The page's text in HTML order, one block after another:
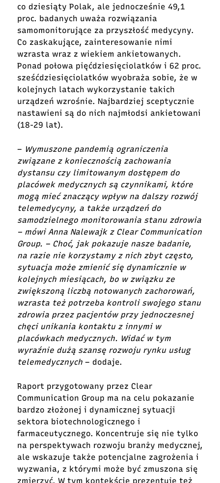
co dziesiąty Polak, ale jednocześnie 49,1
proc. badanych uważa rozwiązania
samomonitorujące za przyszłość medycyny.
Co zaskakujące, zainteresowanie nimi
wzrasta wraz z wiekiem ankietowanych.
Ponad połowa pięćdziesięciolatków i 62 proc.
sześćdziesięciolatków wyobraża sobie, że w
kolejnych latach wykorzystanie takich
urządzeń wzrośnie. Najbardziej sceptycznie
nastawieni są do nich najmłodsi ankietowani
(18-29 lat).
– Wymuszone pandemią ograniczenia
związane z koniecznością zachowania
dystansu czy limitowanym dostępem do
placówek medycznych są czynnikami, które
mogą mieć znaczący wpływ na dalszy rozwój
telemedycyny, a także urządzeń do
samodzielnego monitorowania stanu zdrowia
– mówi Anna Nalewajk z Clear Communication
Group. – Choć, jak pokazuje nasze badanie,
na razie nie korzystamy z nich zbyt często,
sytuacja może zmienić się dynamicznie w
kolejnych miesiącach, bo w związku ze
zwiększoną liczbą notowanych zachorowań,
wzrasta też potrzeba kontroli swojego stanu
zdrowia przez pacjentów przy jednoczesnej
chęci unikania kontaktu z innymi w
placówkach medycznych. Widać w tym
wyraźnie dużą szansę rozwoju rynku usług
telemedycznych – dodaje.
Raport przygotowany przez Clear
Communication Group ma na celu pokazanie
bardzo złożonej i dynamicznej sytuacji
sektora biotechnologicznego i
farmaceutycznego. Koncentruje się nie tylko
na perspektywach rozwoju branży medycznej,
ale wskazuje także potencjalne zagrożenia i
wyzwania, z którymi może być zmuszona się
zmierzyć. W tym kontekście prezentuje też